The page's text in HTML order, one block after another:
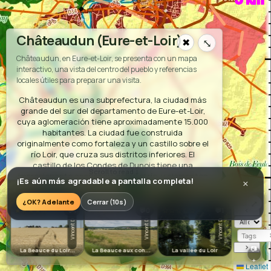
¡Es aún más agradable a pantalla completa!
¿OK? Adelante Cerrar (9s)
×
⤡
✖
Châteaudun (Eure-et-Loir)
Châteaudun, en Eure-et-Loir, se presenta con un mapa
interactivo, una vista del centro del pueblo y referencias
locales útiles para preparar una visita.
Châteaudun es una subprefectura, la ciudad más
grande del sur del departamento de Eure-et-Loir,
cuya aglomeración tiene aproximadamente 15.000
habitantes. La ciudad fue construida
originalmente como fortaleza y un castillo sobre el
río Loir, que cruza sus distritos inferiores. El
castillo de los Condes de Dunois tiene una
impresionante apariencia sobre el río, y elementos
arquitectónicos interesantes del Renacimiento
que lo hacen reconocer como el primero de los
Castillos del Loira al llegar de París. En los distritos
superiores, la ciudad se ha extendido por siglos y
está conectada a París, Chartres, Vendôme y
Tours por la carretera nacional 10 y por líneas de
tren. En el siglo XVIII sufrió un gran fuego que llevó
a su reconstrucción según un plan recubierto y en
★★★★☆ 💬1
La Beauce du Loir...
Vincent D
☆☆☆☆☆
La Beauce aux con...
Vincent D
La vallée du Loir
Vincent D O
T
H
E
R
C
O
L
L
E
C
T
I
O
NS📷
+
›
L
a B
eauce de la
T
erre et de l'E
au
Leaflet